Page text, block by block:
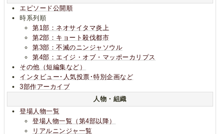
エピソード公開順
時系列順
第1部：ネオサイタマ炎上
第2部：キョート殺伐都市
第3部：不滅のニンジャソウル
第4部：エイジ・オブ・マッポーカリプス
その他（短編集など）
インタビュー･人気投票･特別企画など
3部作アーカイブ
人物・組織
登場人物一覧
登場人物一覧（第4部以降）
リアルニンジャ一覧